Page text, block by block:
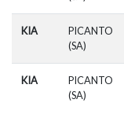
KIA
PICANTO
(SA)
KIA
PICANTO
(SA)